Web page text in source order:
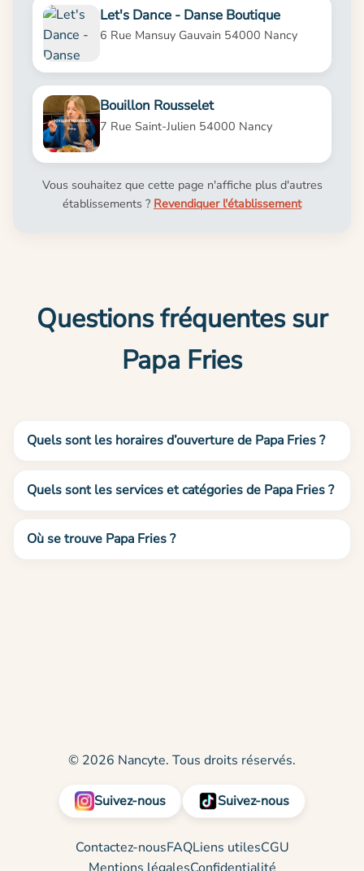
Let's Dance - Danse Boutique
6 Rue Mansuy Gauvain 54000 Nancy
Bouillon Rousselet
7 Rue Saint-Julien 54000 Nancy
Vous souhaitez que cette page n'affiche plus d'autres
établissements ? Revendiquer l'établissement
Questions fréquentes sur
Papa Fries
Quels sont les horaires d’ouverture de Papa Fries ?
Quels sont les services et catégories de Papa Fries ?
Où se trouve Papa Fries ?
© 2026 Nancyte. Tous droits réservés.
Suivez-nous Suivez-nous
Contactez-nousFAQLiens utilesCGU